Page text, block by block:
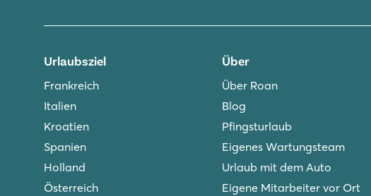
Urlaubsziel
Frankreich
Italien
Kroatien
Spanien
Holland
Österreich
Über
Über Roan
Blog
Pfingsturlaub
Eigenes Wartungsteam
Urlaub mit dem Auto
Eigene Mitarbeiter vor Ort